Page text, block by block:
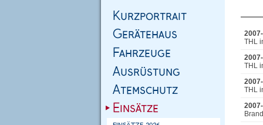
THL
THL
THL